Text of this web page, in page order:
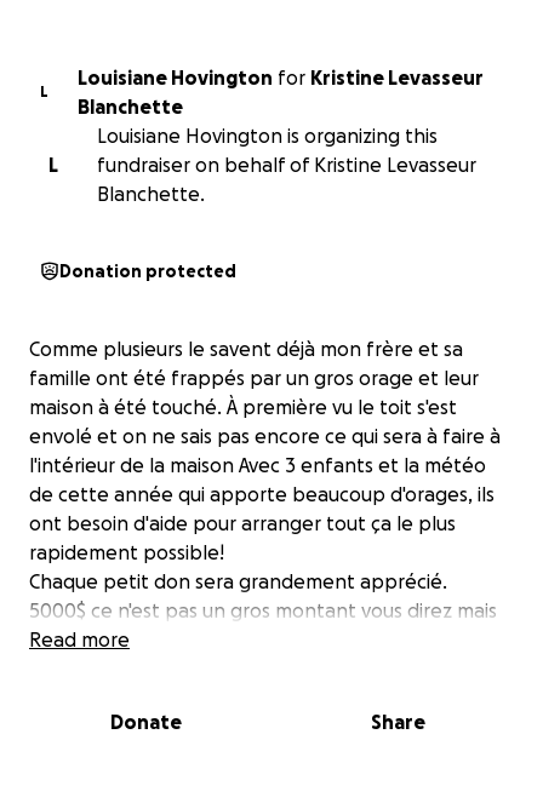
L
Louisiane Hovington for Kristine Levasseur
Blanchette
L
Louisiane Hovington is organizing this
fundraiser on behalf of Kristine Levasseur
Blanchette.
Donation protected
Comme plusieurs le savent déjà mon frère et sa
famille ont été frappés par un gros orage et leur
maison à été touché. À première vu le toit s'est
envolé et on ne sais pas encore ce qui sera à faire à
l'intérieur de la maison Avec 3 enfants et la météo
de cette année qui apporte beaucoup d'orages, ils
ont besoin d'aide pour arranger tout ça le plus
rapidement possible!
Chaque petit don sera grandement apprécié.
5000$ ce n'est pas un gros montant vous direz mais
les connaissant je sais qu'ils ne seraient pas à l'aise de
sans rien demander aux autres...c'est maintenant le
Read more
Donate Share